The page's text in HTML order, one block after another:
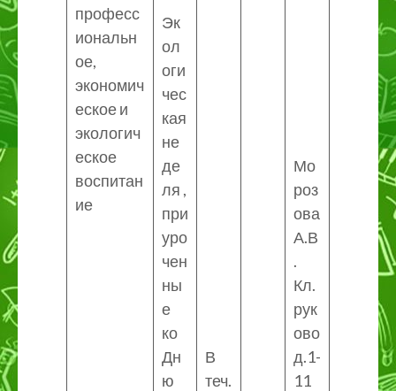
професс
иональн
ое,
экономич
еское и
экологич
еское
воспитан
ие
Эк
ол
оги
чес
кая
не
де
ля ,
при
уро
чен
ны
е
ко
Дн
ю
В
теч.
Мо
роз
ова
А.В
.
Кл.
рук
ово
д.1-
11